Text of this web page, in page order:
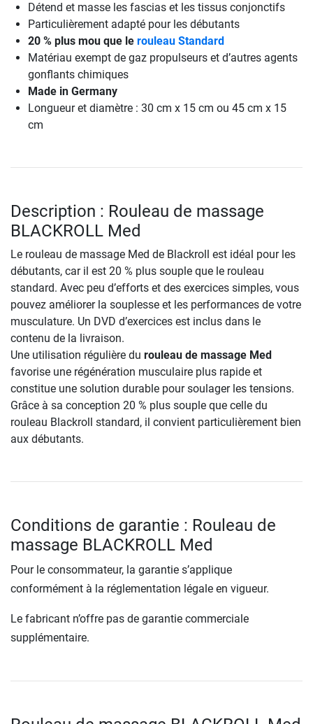
Détend et masse les fascias et les tissus conjonctifs
Particulièrement adapté pour les débutants
20 % plus mou que le rouleau Standard
Matériau exempt de gaz propulseurs et d’autres agents
gonflants chimiques
Made in Germany
Longueur et diamètre : 30 cm x 15 cm ou 45 cm x 15
cm
Description : Rouleau de massage
BLACKROLL Med
Le rouleau de massage Med de Blackroll est idéal pour les
débutants, car il est 20 % plus souple que le rouleau
standard. Avec peu d’efforts et des exercices simples, vous
pouvez améliorer la souplesse et les performances de votre
musculature. Un DVD d’exercices est inclus dans le
contenu de la livraison.
Une utilisation régulière du rouleau de massage Med
favorise une régénération musculaire plus rapide et
constitue une solution durable pour soulager les tensions.
Grâce à sa conception 20 % plus souple que celle du
rouleau Blackroll standard, il convient particulièrement bien
aux débutants.
Conditions de garantie : Rouleau de
massage BLACKROLL Med
Pour le consommateur, la garantie s’applique
conformément à la réglementation légale en vigueur.
Le fabricant n’offre pas de garantie commerciale
supplémentaire.